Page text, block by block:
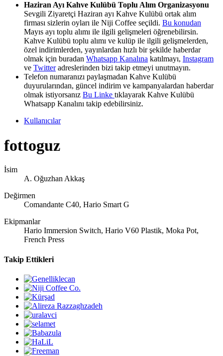
Haziran Ayı Kahve Kulübü Toplu Alım Organizasyonu
Sevgili Ziyaretçi Haziran ayı Kahve Kulübü ortak alım
firması sizlerin oyları ile Niji Coffee seçildi. Bu konudan
Mayıs ayı toplu alımı ile ilgili gelişmeleri öğrenebilirsin.
Kahve Kulübü toplu alımı ve kulüp ile ilgili gelişmelerden,
özel indirimlerden, yayınlardan hızlı bir şekilde haberdar
olmak için buradan Whatsapp Kanalına katılmayı, Instagram
ve Twitteradreslerinden bizi takip etmeyi unutmayın.
Telefon numaranızı paylaşmadan Kahve Kulübü
duyurularından, güncel indirim ve kampanyalardan haberdar
olmak istiyorsanız Bu Linke tıklayarak Kahve Kulübü
Whatsapp Kanalını takip edebilirsiniz.
Kullanıcılar
fottoguz
İsim
A. Oğuzhan Akkaş
Değirmen
Comandante C40, Hario Smart G
Ekipmanlar
Hario Immersion Switch, Hario V60 Plastik, Moka Pot,
French Press
Takip Ettikleri